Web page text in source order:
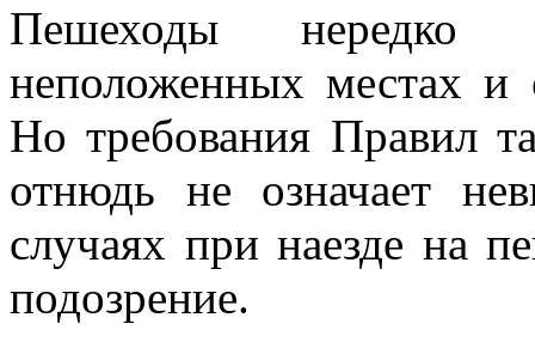
Пешеходы нередко
неположенных местах
Но требования Правил
отнюдь не означает
случаях при наезде на
подозрение.